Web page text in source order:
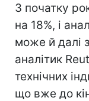
З початку
на 18%, і
може й далі
аналітик
технічних
що вже до